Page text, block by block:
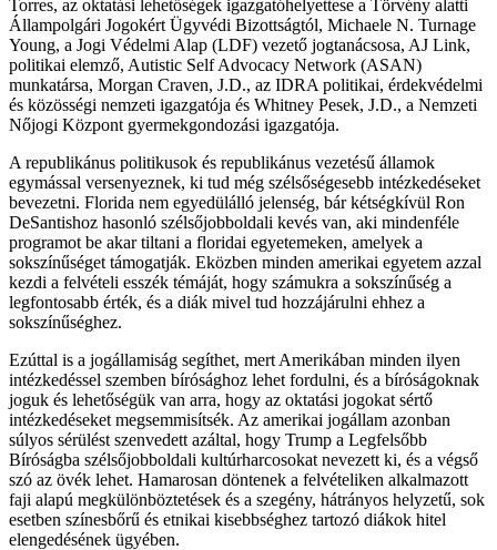
Torres, az oktatási lehetőségek igazgatóhelyettese a Törvény alatti
Állampolgári Jogokért Ügyvédi Bizottságtól, Michaele N. Turnage
Young, a Jogi Védelmi Alap (LDF) vezető jogtanácsosa, AJ Link,
politikai elemző, Autistic Self Advocacy Network (ASAN)
munkatársa, Morgan Craven, J.D., az IDRA politikai, érdekvédelmi
és közösségi nemzeti igazgatója és Whitney Pesek, J.D., a Nemzeti
Nőjogi Központ gyermekgondozási igazgatója.
A republikánus politikusok és republikánus vezetésű államok
egymással versenyeznek, ki tud még szélsőségesebb intézkedéseket
bevezetni. Florida nem egyedülálló jelenség, bár kétségkívül Ron
DeSantishoz hasonló szélsőjobboldali kevés van, aki mindenféle
programot be akar tiltani a floridai egyetemeken, amelyek a
sokszínűséget támogatják. Eközben minden amerikai egyetem azzal
kezdi a felvételi esszék témáját, hogy számukra a sokszínűség a
legfontosabb érték, és a diák mivel tud hozzájárulni ehhez a
sokszínűséghez.
Ezúttal is a jogállamiság segíthet, mert Amerikában minden ilyen
intézkedéssel szemben bírósághoz lehet fordulni, és a bíróságoknak
joguk és lehetőségük van arra, hogy az oktatási jogokat sértő
intézkedéseket megsemmisítsék. Az amerikai jogállam azonban
súlyos sérülést szenvedett azáltal, hogy Trump a Legfelsőbb
Bíróságba szélsőjobboldali kultúrharcosokat nevezett ki, és a végső
szó az övék lehet. Hamarosan döntenek a felvételiken alkalmazott
faji alapú megkülönböztetések és a szegény, hátrányos helyzetű, sok
esetben színesbőrű és etnikai kisebbséghez tartozó diákok hitel
elengedésének ügyében.